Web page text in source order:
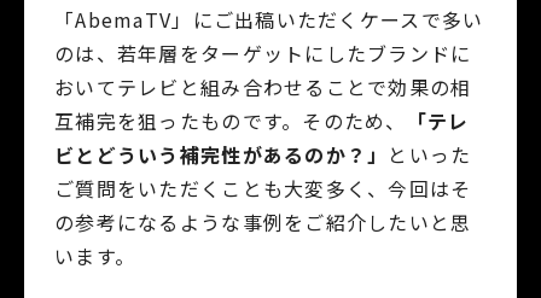
「AbemaTV」にご出稿いただくケースで多い
のは、若年層をターゲットにしたブランドに
おいてテレビと組み合わせることで効果の相
互補完を狙ったものです。そのため、
「テレ
ビとどういう補完性があるのか？」 といった
ご質問をいただくことも大変多く、今回はそ
の参考になるような事例をご紹介したいと思
います。